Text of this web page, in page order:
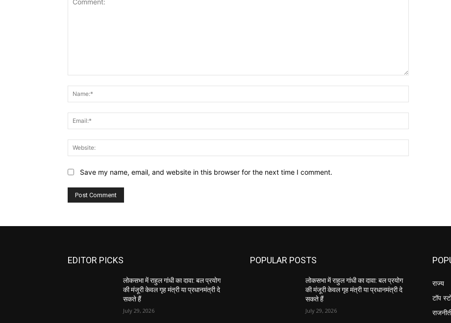
Save my name, email, and website in this browser for the next time I comment.
EDITOR PICKS
लोकसभा में राहुल गांधी का दावा: बल प्रयोग
की मंजूरी केवल गृह मंत्री या प्रधानमंत्री दे
सकते हैं
July 29, 2026
POPULAR POSTS
लोकसभा में राहुल गांधी का दावा: बल प्रयोग
की मंजूरी केवल गृह मंत्री या प्रधानमंत्री दे
सकते हैं
July 29, 2026
राज्य
टॉप